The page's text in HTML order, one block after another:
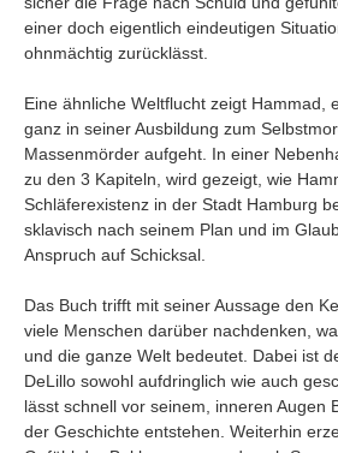
einer doch eigentlich eindeutigen
ohnmächtig zurücklässt.
Eine ähnliche Weltflucht zeigt Hammad,
ganz in seiner Ausbildung zum
Massenmörder aufgeht. In einer
zu den 3 Kapiteln, wird gezeigt, wie
Schläferexistenz in der Stadt Hamburg
sklavisch nach seinem Plan und im
Anspruch auf Schicksal.
Das Buch trifft mit seiner Aussage den
viele Menschen darüber nachdenken,
und die ganze Welt bedeutet. Dabei ist
DeLillo sowohl aufdringlich wie auch
lässt schnell vor seinem, inneren Augen
der Geschichte entstehen. Weiterhin